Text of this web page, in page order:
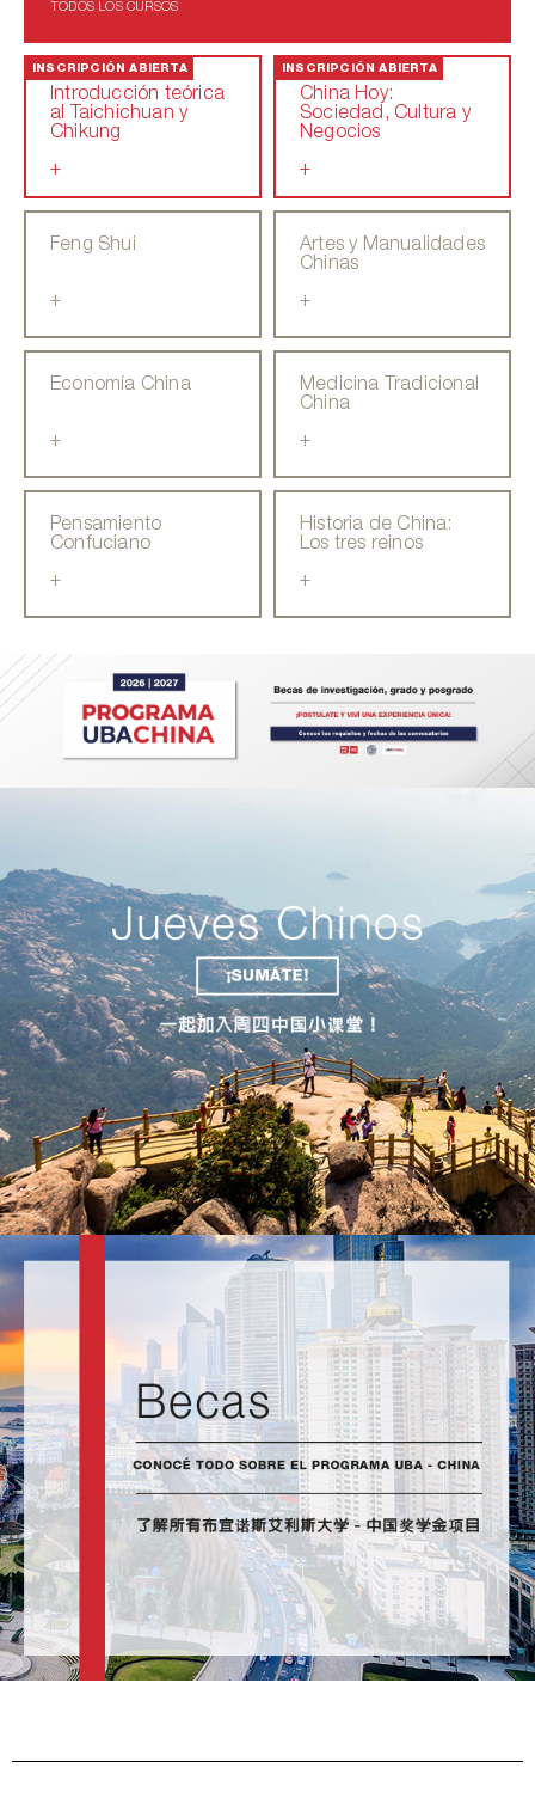
TODOS LOS CURSOS
INSCRIPCIÓN ABIERTA
Introducción teórica
al Taichichuan y
Chikung
+
INSCRIPCIÓN ABIERTA
China Hoy:
Sociedad, Cultura y
Negocios
+
Feng Shui
+
Artes y Manualidades
Chinas
+
Economía China
+
Medicina Tradicional
China
+
Pensamiento
Confuciano
+
Historia de China:
Los tres reinos
+